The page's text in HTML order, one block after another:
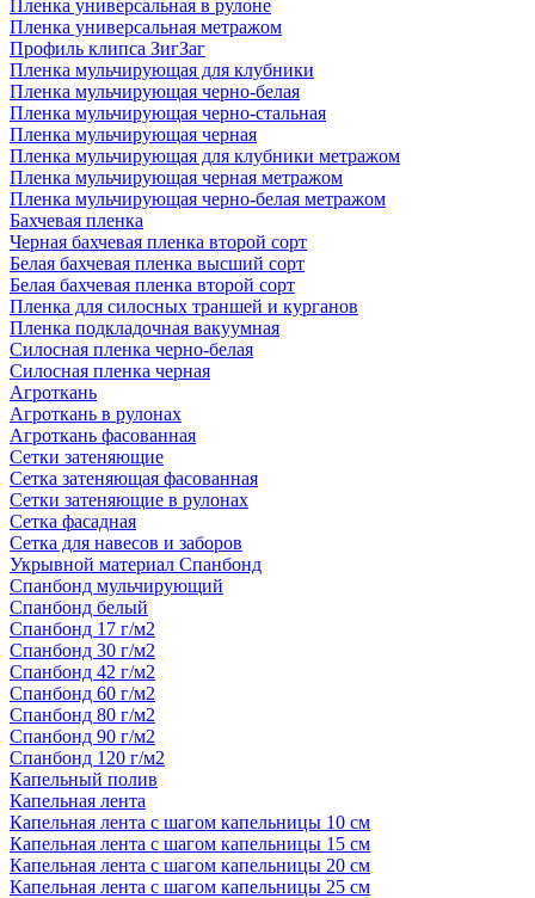
Пленка универсальная в рулоне
Пленка универсальная метражом
Профиль клипса ЗигЗаг
Пленка мульчирующая для клубники
Пленка мульчирующая черно-белая
Пленка мульчирующая черно-стальная
Пленка мульчирующая черная
Пленка мульчирующая для клубники метражом
Пленка мульчирующая черная метражом
Пленка мульчирующая черно-белая метражом
Бахчевая пленка
Черная бахчевая пленка второй сорт
Белая бахчевая пленка высший сорт
Белая бахчевая пленка второй сорт
Пленка для силосных траншей и курганов
Пленка подкладочная вакуумная
Силосная пленка черно-белая
Силосная пленка черная
Агроткань
Агроткань в рулонах
Агроткань фасованная
Сетки затеняющие
Сетка затеняющая фасованная
Сетки затеняющие в рулонах
Сетка фасадная
Сетка для навесов и заборов
Укрывной материал Спанбонд
Спанбонд мульчирующий
Спанбонд белый
Спанбонд 17 г/м2
Спанбонд 30 г/м2
Спанбонд 42 г/м2
Спанбонд 60 г/м2
Спанбонд 80 г/м2
Спанбонд 90 г/м2
Спанбонд 120 г/м2
Капельный полив
Капельная лента
Капельная лента с шагом капельницы 10 см
Капельная лента с шагом капельницы 15 см
Капельная лента с шагом капельницы 20 см
Капельная лента с шагом капельницы 25 см